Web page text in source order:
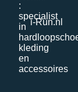
i-Run.nl